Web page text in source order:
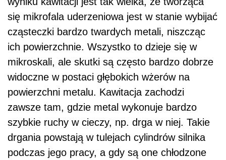
się mikrofala uderzeniowa jest w stanie wybijać
cząsteczki bardzo twardych metali, niszcząc
ich powierzchnie. Wszystko to dzieje się w
mikroskali, ale skutki są często bardzo dobrze
widoczne w postaci głębokich wżerów na
powierzchni metalu. Kawitacja zachodzi
zawsze tam, gdzie metal wykonuje bardzo
szybkie ruchy w cieczy, np. drga w niej. Takie
drgania powstają w tulejach cylindrów silnika
podczas jego pracy, a gdy są one chłodzone